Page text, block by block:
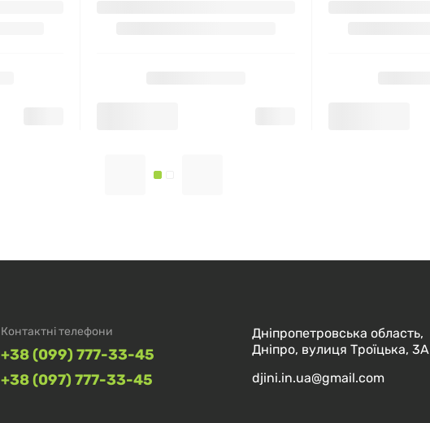
Контактні телефони
+38 (099) 777-33-45
+38 (097) 777-33-45
Дніпропетровська область,
Дніпро, вулиця Троїцька, 3А
djini.in.ua@gmail.com